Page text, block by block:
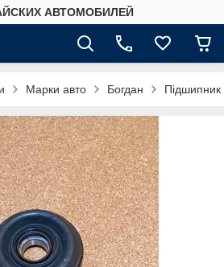
АВТОМОБИЛЕЙ
Марки авто Богдан Підшипник